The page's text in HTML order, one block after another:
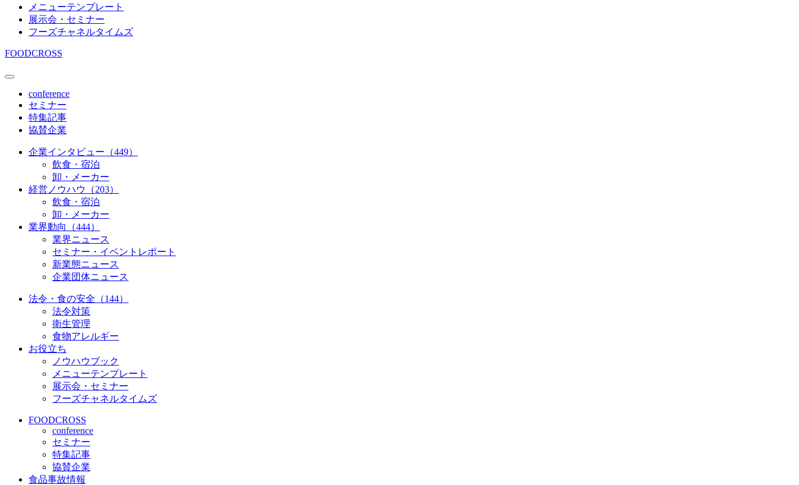
メニューテンプレート
展示会・セミナー
フーズチャネルタイムズ
FOODCROSS
conference
セミナー
特集記事
協賛企業
企業インタビュー（449）
飲食・宿泊
卸・メーカー
経営ノウハウ（203）
飲食・宿泊
卸・メーカー
業界動向（444）
業界ニュース
セミナー・イベントレポート
新業態ニュース
企業団体ニュース
法令・食の安全（144）
法令対策
衛生管理
食物アレルギー
お役立ち
ノウハウブック
メニューテンプレート
展示会・セミナー
フーズチャネルタイムズ
FOODCROSS
conference
セミナー
特集記事
協賛企業
食品事故情報